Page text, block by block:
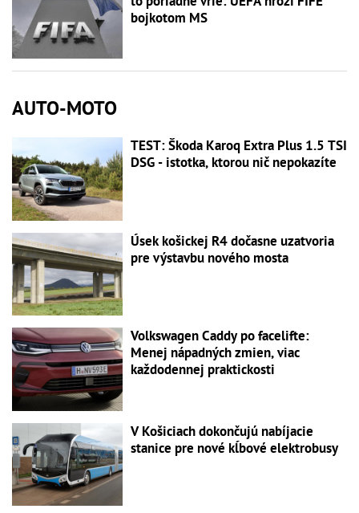
bojkotom MS
AUTO-MOTO
TEST: Škoda Karoq Extra Plus 1.5 TSI
DSG - istotka, ktorou nič nepokazíte
Úsek košickej R4 dočasne uzatvoria
pre výstavbu nového mosta
Volkswagen Caddy po facelifte:
Menej nápadných zmien, viac
každodennej praktickosti
V Košiciach dokončujú nabíjacie
stanice pre nové kĺbové elektrobusy